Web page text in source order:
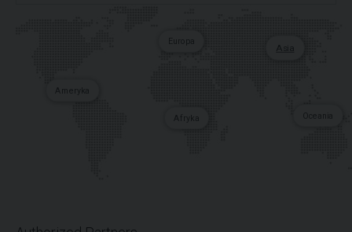
Europa
Ameryka
Asia
Oceania
Afryka